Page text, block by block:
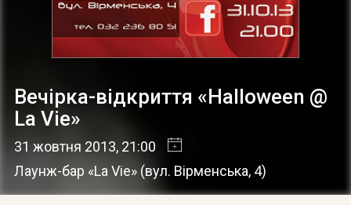
Вечірка-відкриття «Halloween @
La Vie»
31 жовтня 2013, 21:00
Лаунж-бар «La Vie» (вул. Вірменська, 4)